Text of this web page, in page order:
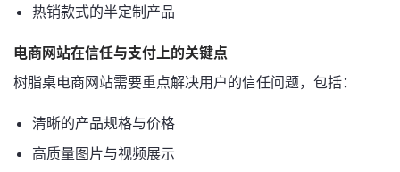
热销款式的半定制产品
电商网站在信任与支付上的关键点
树脂桌电商网站需要重点解决用户的信任问题，包括：
清晰的产品规格与价格
高质量图片与视频展示